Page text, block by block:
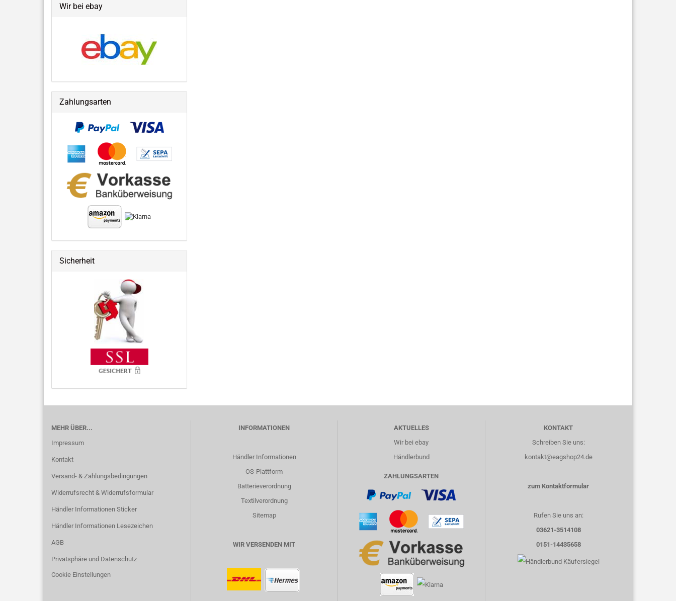
Wir bei ebay
Zahlungsarten
Sicherheit
MEHR ÜBER...
Impressum
Kontakt
Versand- & Zahlungsbedingungen
Widerrufsrecht & Widerrufsformular
Händler Informationen Sticker
Händler Informationen Lesezeichen
AGB
Privatsphäre und Datenschutz
Cookie Einstellungen
INFORMATIONEN
Händler Informationen
OS-Plattform
Batterieverordnung
Textilverordnung
Sitemap
WIR VERSENDEN MIT
AKTUELLES
Wir bei ebay
Händlerbund
ZAHLUNGSARTEN
KONTAKT
Schreiben Sie uns:
kontakt@eagshop24.de
zum Kontaktformular
Rufen Sie uns an:
03621-3514108
0151-14435658